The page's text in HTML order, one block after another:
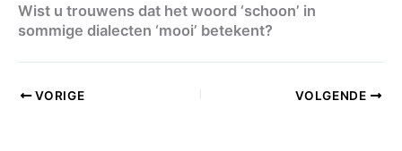
Wist u trouwens dat het woord ‘schoon’ in
sommige dialecten ‘mooi’ betekent?
VORIGE VOLGENDE